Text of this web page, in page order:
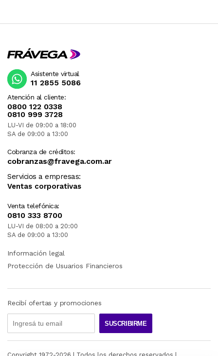
Atención al cliente:
0800 122 0338
0810 999 3728
LU-VI de 09:00 a 18:00
SA de 09:00 a 13:00
Cobranza de créditos:
cobranzas@fravega.com.ar
Servicios a empresas:
Ventas corporativas
Venta telefónica:
0810 333 8700
LU-VI de 08:00 a 20:00
SA de 09:00 a 13:00
Asistente virtual
11 2855 5086
Información legal
Protección de Usuarios Financieros
Recibí ofertas y promociones
SUSCRIBIRME